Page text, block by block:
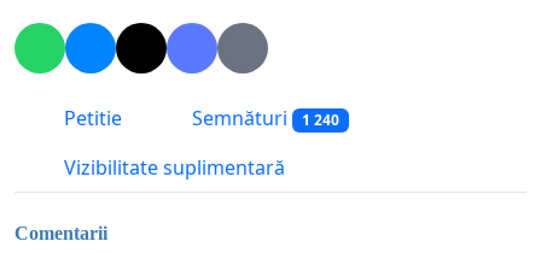
Petitie Semnături 1 240
Vizibilitate suplimentară
Comentarii